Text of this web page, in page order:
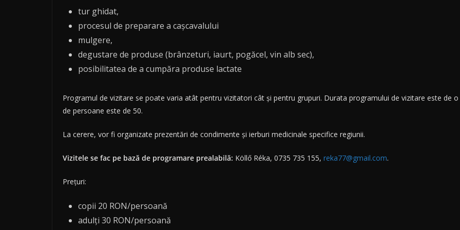
tur ghidat,
procesul de preparare a cașcavalului
mulgere,
degustare de produse (brânzeturi, iaurt, pogăcel, vin alb sec),
posibilitatea de a cumpăra produse lactate
Programul de vizitare se poate varia atât pentru vizitatori cât și pentru grupuri. Durata programului de vizitare este de
de persoane este de 50.
La cerere, vor fi organizate prezentări de condimente și ierburi medicinale specifice regiunii.
Vizitele se fac pe bază de programare prealabilă: Köllő Réka, 0735 735 155, reka77@gmail.com.
Prețuri:
copii 20 RON/persoană
adulți 30 RON/persoană